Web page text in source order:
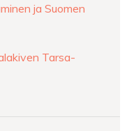
ja Suomen
Tarsa-